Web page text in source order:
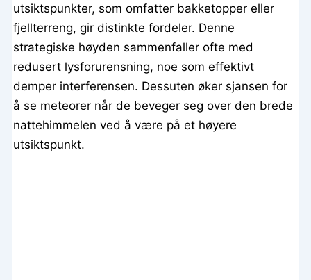
utsiktspunkter, som omfatter bakketopper eller
fjellterreng, gir distinkte fordeler. Denne
strategiske høyden sammenfaller ofte med
redusert lysforurensning, noe som effektivt
demper interferensen. Dessuten øker sjansen for
å se meteorer når de beveger seg over den brede
nattehimmelen ved å være på et høyere
utsiktspunkt.